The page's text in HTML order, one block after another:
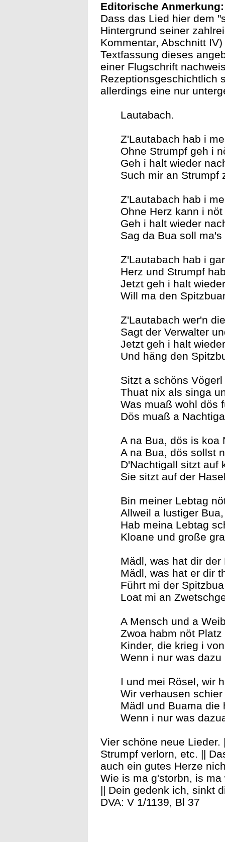
Editorische Anmerkung:
Dass das Lied hier dem
Hintergrund seiner
Kommentar, Abschnitt
Textfassung dieses
einer Flugschrift
Rezeptionsgeschichtlich
allerdings eine nur
Lautabach.
Z'Lautabach hab i
Ohne Strumpf geh i
Geh i halt wieder
Such mir an Strumpf
Z'Lautabach hab i
Ohne Herz kann i
Geh i halt wieder
Sag da Bua soll
Z'Lautabach hab i
Herz und Strumpf
Jetzt geh i halt
Will ma den
Z'Lautabach wer'n
Sagt der Verwalter
Jetzt geh i halt
Und häng den
Sitzt a schöns
Thuat nix als singa
Was muaß wohl dös
Dös muaß a
A na Bua, dös is koa
A na Bua, dös sollst
D'Nachtigall sitzt auf
Sie sitzt auf der
Bin meiner Lebtag
Allweil a lustiger Bua,
Hab meina Lebtag
Kloane und große
Mädl, was hat dir der
Mädl, was hat er dir
Führt mi der
Loat mi an
A Mensch und a
Zwoa habm nöt
Kinder, die krieg i
Wenn i nur was dazu
I und mei Rösel, wir
Wir verhausen
Mädl und Buama die
Wenn i nur was
Vier schöne neue
Strumpf verlorn, etc. ||
auch ein gutes Herze
Wie is ma g'storbn, is
|| Dein gedenk ich, sinkt
DVA: V 1/1139, Bl 37